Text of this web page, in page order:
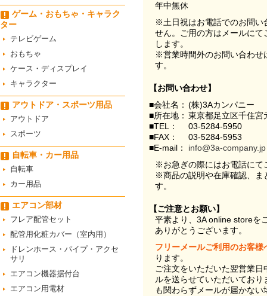
ゲーム・おもちゃ・キャラク
ター
テレビゲーム
おもちゃ
ケース・ディスプレイ
キャラクター
アウトドア・スポーツ用品
アウトドア
スポーツ
自転車・カー用品
自転車
カー用品
エアコン部材
フレア配管セット
配管用化粧カバー（室内用）
ドレンホース・パイプ・アクセ
サリ
エアコン機器据付台
エアコン用電材
年中無休
※土日祝はお電話でのお問い
せん。ご用の方はメールに
します。
※営業時間外のお問い合わせ
す。
【お問い合わせ】
■会社名： (株)3Aカンパニー
■所在地： 東京都足立区千住
■TEL：
03-5284-5950
■FAX：
03-5284-5953
■E-mail：
info@3a-company.jp
※お急ぎの際にはお電話にて
※商品の説明や在庫確認、ま
す。
【ご注意とお願い】
平素より、3A online storeを
ありがとうございます。
フリーメールご利用のお客様
ります。
ご注文をいただいた翌営業
ルを送らせていただいてお
も関わらずメールが届かない